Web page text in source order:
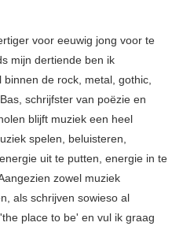
voor eeuwig jong voor te
mijn dertiende ben ik
de rock, metal, gothic,
schrijfster van poëzie en
blijft muziek een heel
spelen, beluisteren,
uit te putten, energie in te
zowel muziek
als schrijven sowieso al
place to be' en vul ik graag